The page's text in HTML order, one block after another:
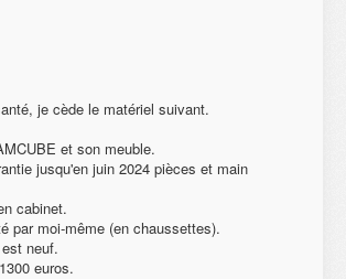
je cède le matériel suivant.
et son meuble.
jusqu'en juin 2024 pièces et main
cabinet.
par moi-même (en chaussettes).
neuf.
euros.